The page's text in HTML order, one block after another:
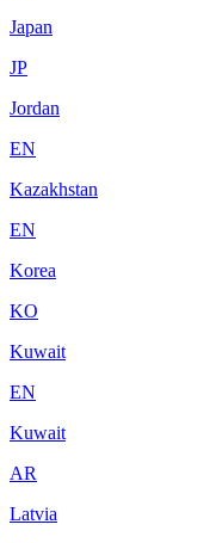
Japan
JP
Jordan
EN
Kazakhstan
EN
Korea
KO
Kuwait
EN
Kuwait
AR
Latvia